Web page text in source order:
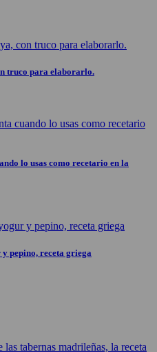
truco para elaborarlo.
lo usas como recetario en la
pepino, receta griega